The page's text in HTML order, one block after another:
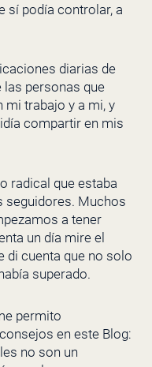
sí podía controlar, a
diarias de
las personas que
mi trabajo y a mi, y
compartir en mis
radical que estaba
seguidores. Muchos
a tener
un día mire el
di cuenta que no solo
superado.
permito
en este Blog:
no son un